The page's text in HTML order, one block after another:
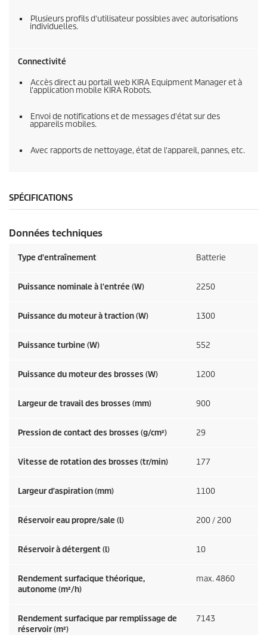
Plusieurs profils d'utilisateur possibles avec autorisations
individuelles.
Connectivité
Accès direct au portail web KIRA Equipment Manager et à
l'application mobile KIRA Robots.
Envoi de notifications et de messages d'état sur des
appareils mobiles.
Avec rapports de nettoyage, état de l'appareil, pannes, etc.
SPÉCIFICATIONS
Données techniques
Type d'entraînement Batterie
Puissance nominale à l'entrée (W) 2250
Puissance du moteur à traction (W) 1300
Puissance turbine (W) 552
Puissance du moteur des brosses (W) 1200
Largeur de travail des brosses (mm) 900
Pression de contact des brosses (g/cm²) 29
Vitesse de rotation des brosses (tr/min) 177
Largeur d'aspiration (mm) 1100
Réservoir eau propre/sale (l) 200 / 200
Réservoir à détergent (l) 10
Rendement surfacique théorique,
autonome (m²/h)
max. 4860
Rendement surfacique par remplissage de
réservoir (m²)
7143